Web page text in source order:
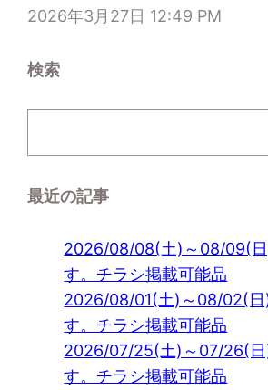
2026年3月27日 12:49 PM
検索
最近の記事
2026/08/08(土)～08/09(
す。チラシ掲載可能品
2026/08/01(土)～08/02(日
す。チラシ掲載可能品
2026/07/25(土)～07/26(日
す。チラシ掲載可能品